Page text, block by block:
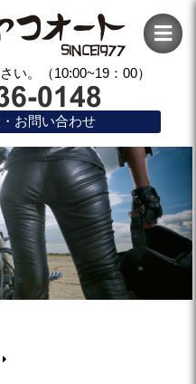
い。（10:00~19：00）
お問い合わせ